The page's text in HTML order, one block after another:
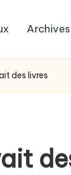
Archives
des livres